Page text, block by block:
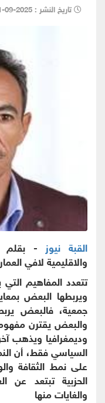
تاريخ النشر : 2025-09-11 - 11:05 pm
القبة نيوز - بقلم
والاقليمية لافي
تتعدد المفاهيم التي
ويربطها البعض
جمعية، فالبعض
والبعض يقترن
وديمغرافيا ويذهب
السياسي فقط، أن
على نمط الثقافة
الحزبية تبتعد عن
والغايات منها